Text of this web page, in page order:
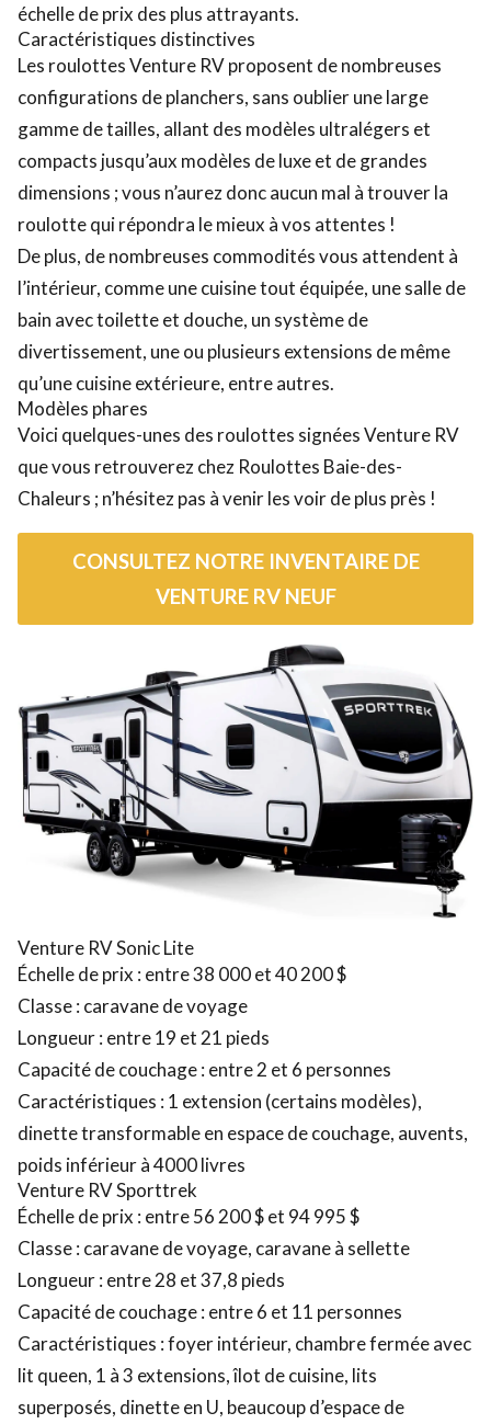
échelle de prix des plus attrayants.
Caractéristiques distinctives
Les roulottes Venture RV proposent de nombreuses
configurations de planchers, sans oublier une large
gamme de tailles, allant des modèles ultralégers et
compacts jusqu’aux modèles de luxe et de grandes
dimensions ; vous n’aurez donc aucun mal à trouver la
roulotte qui répondra le mieux à vos attentes !
De plus, de nombreuses commodités vous attendent à
l’intérieur, comme une cuisine tout équipée, une salle de
bain avec toilette et douche, un système de
divertissement, une ou plusieurs extensions de même
qu’une cuisine extérieure, entre autres.
Modèles phares
Voici quelques-unes des roulottes signées Venture RV
que vous retrouverez chez Roulottes Baie-des-
Chaleurs ; n’hésitez pas à venir les voir de plus près !
CONSULTEZ NOTRE INVENTAIRE DE
VENTURE RV NEUF
Venture RV Sonic Lite
Échelle de prix : entre 38 000 et 40 200 $
Classe : caravane de voyage
Longueur : entre 19 et 21 pieds
Capacité de couchage : entre 2 et 6 personnes
Caractéristiques : 1 extension (certains modèles),
dinette transformable en espace de couchage, auvents,
poids inférieur à 4000 livres
Venture RV Sporttrek
Échelle de prix : entre 56 200 $ et 94 995 $
Classe : caravane de voyage, caravane à sellette
Longueur : entre 28 et 37,8 pieds
Capacité de couchage : entre 6 et 11 personnes
Caractéristiques : foyer intérieur, chambre fermée avec
lit queen, 1 à 3 extensions, îlot de cuisine, lits
superposés, dinette en U, beaucoup d’espace de